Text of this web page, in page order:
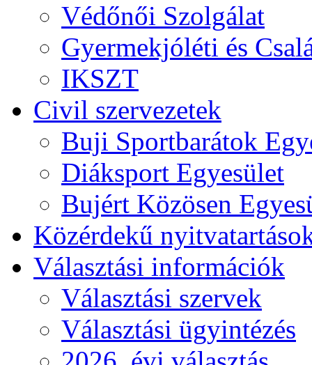
Védőnői Szolgálat
Gyermekjóléti és
IKSZT
Civil szervezetek
Buji Sportbarátok
Diáksport Egyesület
Bujért Közösen
Közérdekű
Választási információk
Választási szervek
Választási ügyintézés